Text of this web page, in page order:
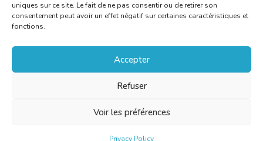
uniques sur ce site. Le fait de ne pas consentir ou de retirer son
consentement peut avoir un effet négatif sur certaines caractéristiques et
fonctions.
Accepter
Refuser
Voir les préférences
Privacy Policy